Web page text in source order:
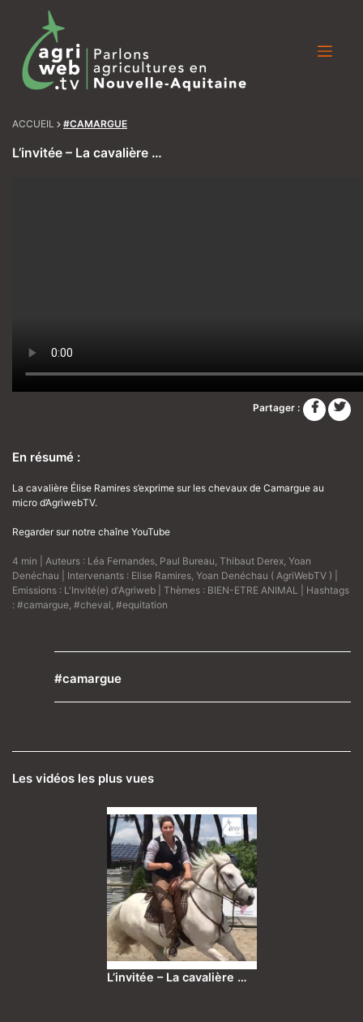
ACCUEIL #CAMARGUE
L’invitée – La cavalière …
Partager :
En résumé :
La cavalière Élise Ramires s’exprime sur les chevaux de Camargue au
micro d’AgriwebTV.
Regarder sur notre chaîne YouTube
4 min | Auteurs : Léa Fernandes Paul Bureau Thibaut Derex Yoan
Denéchau | Intervenants : Elise Ramires Yoan Denéchau ( AgriWebTV )
Emissions : L'Invité(e) d'Agriweb | Thèmes : BIEN-ETRE ANIMAL
| Hashtags
: #camargue #cheval #equitation
#camargue
Les vidéos les plus vues
L’invitée – La cavalière …